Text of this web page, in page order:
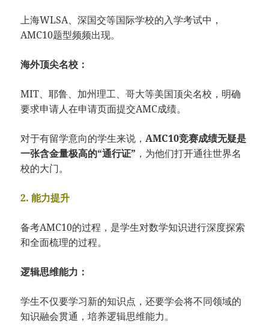
上海WLSA、深国交等国际学校的入学考试中，
AMC10题型频频出现。
海外顶尖名校：
MIT、耶鲁、加州理工、哥大等美国顶尖名校，明确
要求申请人在申请页面提交AMC成绩。
对于有留学意向的学生来说，AMC10竞赛成绩无疑是
一张含金量极高的“通行证” ，为他们打开通往世界名
校的大门。
2. 能力提升
备考AMC10的过程，是学生对数学知识进行深度探索
和全面梳理的过程。
逻辑思维能力：
学生不仅要学习新的知识点，还要学会将不同领域的
知识融会贯通，培养逻辑思维能力。